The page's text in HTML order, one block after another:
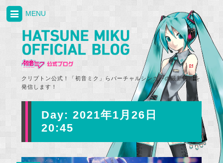
クリプトン公式！「初音ミク」らバーチャルシンガーの最新情報を
発信します！
MENU
Day: 2021年1月26日
20:45